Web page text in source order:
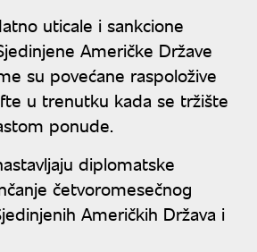
uticale i sankcione
Američke Države
su povećane raspoložive
u trenutku kada se tržište
ponude.
diplomatske
četvoromesečnog
Američkih Država i